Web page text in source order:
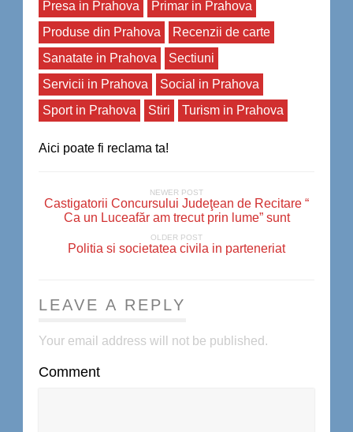
Presa in Prahova
Primar in Prahova
Produse din Prahova
Recenzii de carte
Sanatate in Prahova
Sectiuni
Servicii in Prahova
Social in Prahova
Sport in Prahova
Stiri Turism in Prahova
Aici poate fi reclama ta!
NEWER POST
Castigatorii Concursului Judeţean de Recitare “
Ca un Luceafăr am trecut prin lume” sunt
OLDER POST
Politia si societatea civila in parteneriat
LEAVE A REPLY
Your email address will not be published.
Comment